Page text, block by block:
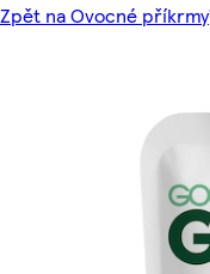
Zpět na Ovocné příkrmy